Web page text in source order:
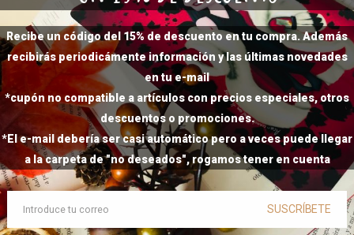
Recibe un código del 15% de descuento en tu compra. Además
recibirás periodicámente información y las últimas novedades
en tu e-mail
*cupón no compatible a artículos con precios especiales, otros
descuentos o promociones.
*El e-mail debería ser casi automático pero a veces puede llegar
a la carpeta de "no deseados", rogamos tener en cuenta
SUSCRÍBETE